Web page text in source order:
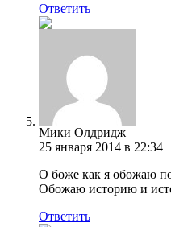
Ответить
Мики Олдридж
25 января 2014 в 22:34
О боже как я обожаю
Обожаю историю и
Ответить